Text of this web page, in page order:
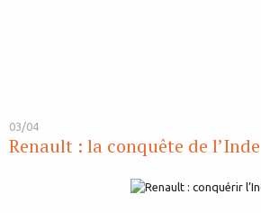
03/04
Renault : la conquête de l’Inde